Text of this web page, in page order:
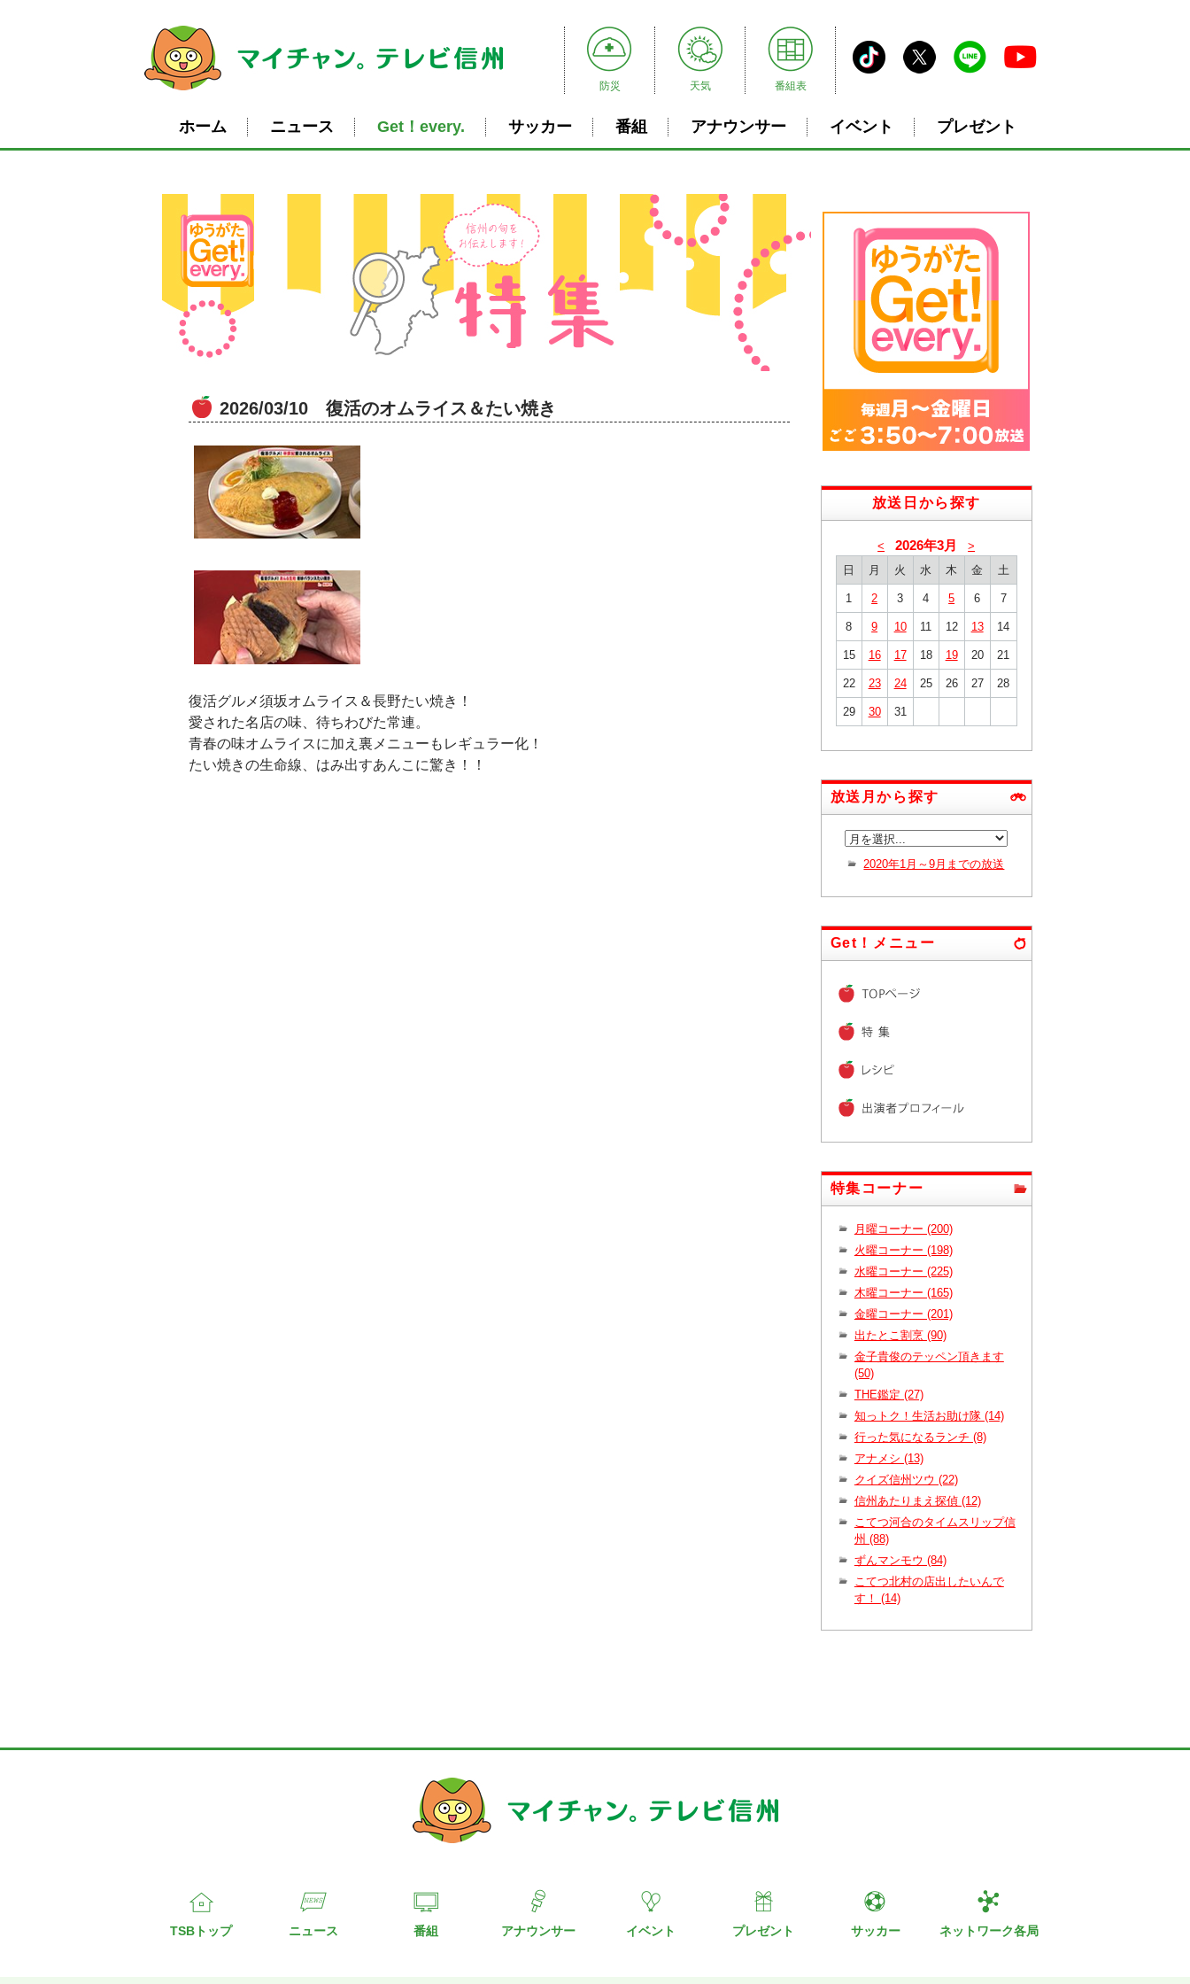
防災 天気 番組表
ホーム ニュース Get！every. サッカー 番組 アナウンサー イベント プレゼント
2026/03/10 復活のオムライス＆たい焼き
復活グルメ須坂オムライス＆長野たい焼き！
愛された名店の味、待ちわびた常連。
青春の味オムライスに加え裏メニューもレギュラー化！
たい焼きの生命線、はみ出すあんこに驚き！！
放送日から探す
< 2026年3月
>
日
月 火 水 木 金 土
1 2 3 4 5 6 7
8 9 10 11 12 13 14
15 16 17 18 19 20 21
22 23 24 25 26 27 28
29 30 31
放送月から探す
2020年1月～9月までの放送
Get！メニュー
特集コーナー
月曜コーナー (200)
火曜コーナー (198)
水曜コーナー (225)
木曜コーナー (165)
金曜コーナー (201)
出たとこ割烹 (90)
金子貴俊のテッペン頂きます
(50)
THE鑑定 (27)
知っトク！生活お助け隊 (14)
行った気になるランチ (8)
アナメシ (13)
クイズ信州ツウ (22)
信州あたりまえ探偵 (12)
こてつ河合のタイムスリップ信
州 (88)
ずんマンモウ (84)
こてつ北村の店出したいんで
す！ (14)
TSBトップ ニュース 番組 アナウンサー イベント プレゼント サッカー ネットワーク各局